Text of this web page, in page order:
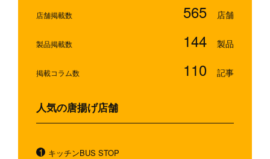
店舗掲載数 565
製品掲載数 144
掲載コラム数 110
人気の唐揚げ店舗
キッチンBUS STOP